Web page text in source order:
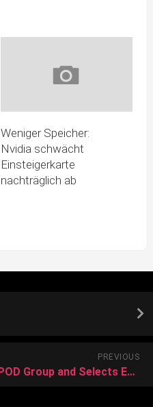
Weniger Speicher:
Nvidia schwächt
Einsteigerkarte
nachträglich ab
PREVIOUS
MetAlert Partners with POD Group and Selects ENO ONE eSIM IoT Connectivity for SmartSole Platform